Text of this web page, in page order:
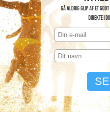
Gå aldrig glip af et
direkte i